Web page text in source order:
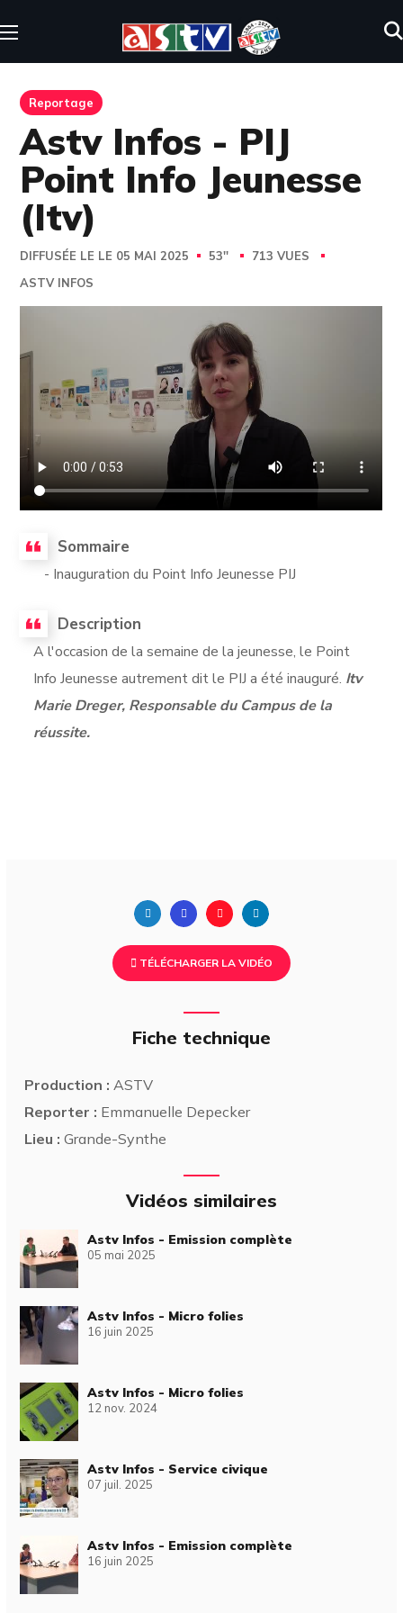
Reportage
Astv Infos - PIJ
Point Info Jeunesse
(Itv)
DIFFUSÉE LE LE 05 MAI 2025 53''
713 VUES
ASTV INFOS
Sommaire
- Inauguration du Point Info Jeunesse PIJ
Description
A l'occasion de la semaine de la jeunesse, le Point
Info Jeunesse autrement dit le PIJ a été inauguré. Itv
Marie Dreger, Responsable du Campus de la
réussite.
TÉLÉCHARGER LA VIDÉO
Fiche technique
Production : ASTV
Reporter : Emmanuelle Depecker
Lieu : Grande-Synthe
Vidéos similaires
Astv Infos - Emission complète
05 mai 2025
Astv Infos - Micro folies
16 juin 2025
Astv Infos - Micro folies
12 nov. 2024
Astv Infos - Service civique
07 juil. 2025
Astv Infos - Emission complète
16 juin 2025